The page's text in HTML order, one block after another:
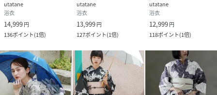
utatane
浴衣
14,999円
136ポイント(1倍)
utatane
浴衣
13,999円
127ポイント(1倍)
utatane
浴衣
12,999円
118ポイント(1倍)